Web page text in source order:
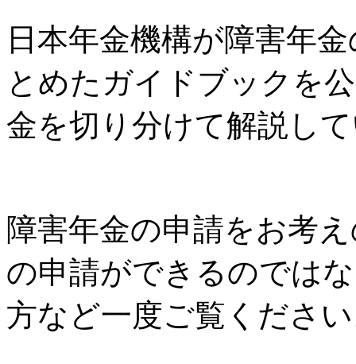
日本年金機構が障害年
とめたガイドブックを
金を切り分けて解説し
障害年金の申請をお考
の申請ができるのでは
方など一度ご覧くださ